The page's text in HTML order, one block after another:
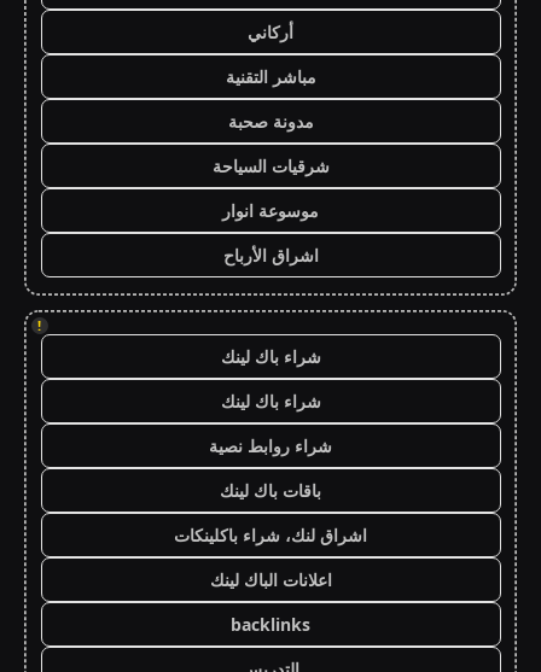
أركاني
مباشر التقنية
مدونة صحبة
شرقيات السياحة
موسوعة انوار
اشراق الأرباح
!
شراء باك لينك
شراء باك لينك
شراء روابط نصية
باقات باك لينك
اشراق لنك، شراء باكلينكات
اعلانات الباك لينك
backlinks